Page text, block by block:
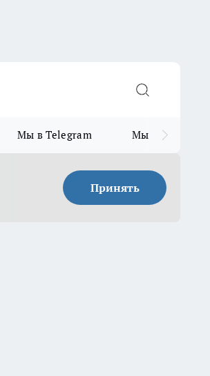
Мы в Telegram Мы в MAX
Принять